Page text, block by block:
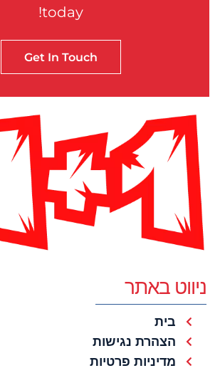
today!
Get In Touch
ניווט באתר
בית
הצהרת נגישות
מדיניות פרטיות